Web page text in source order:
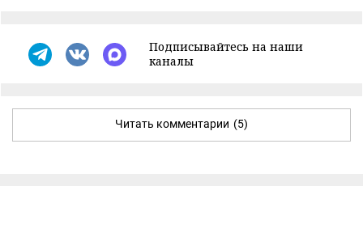
Подписывайтесь на наши
каналы
Читать комментарии (5)